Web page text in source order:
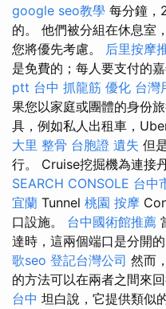
google seo教學 每分鐘，
的。 他們被分組在休息室
您將優先考慮。 后里按摩
是免費的；每人要支付的
ptt 台中 抓龍筋 優化 台灣
果您以家庭或團體的身份
具，例如私人出租車，
大里 整骨 台胞證 遺失 但
行。 Cruise挖掘機為連接
SEARCH CONSOLE 台中
宜蘭 Tunnel 桃園 按摩
口設施。 台中國術館推薦
達時，這兩個端口是分開
歌seo 登記台灣公司 然而
的方法可以在兩者之間來回
台中 坦白說，它提供類似